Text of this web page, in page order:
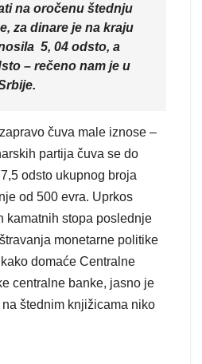
na oročenu štednju
za dinare je na kraju
5, 04 odsto, a
– rečeno nam je u
čuva male iznose –
partija čuva se do
odsto ukupnog broja
od 500 evra. Uprkos
kamatnih stopa poslednje
monetarne politike
domaće Centralne
centralne banke, jasno je
štednim knjižicama niko